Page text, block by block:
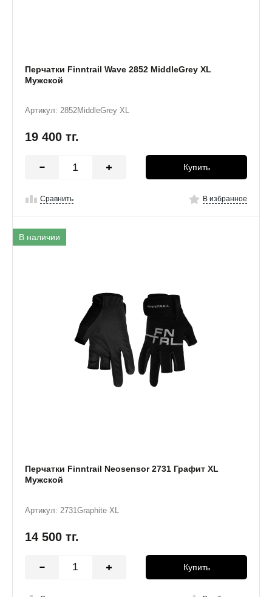
Перчатки Finntrail Wave 2852 MiddleGrey XL
Мужской
Артикул: 2852MiddleGrey XL
19 400 тг.
Купить
Сравнить В избранное
В наличии
Перчатки Finntrail Neosensor 2731 Графит XL
Мужской
Артикул: 2731Graphite XL
14 500 тг.
Купить